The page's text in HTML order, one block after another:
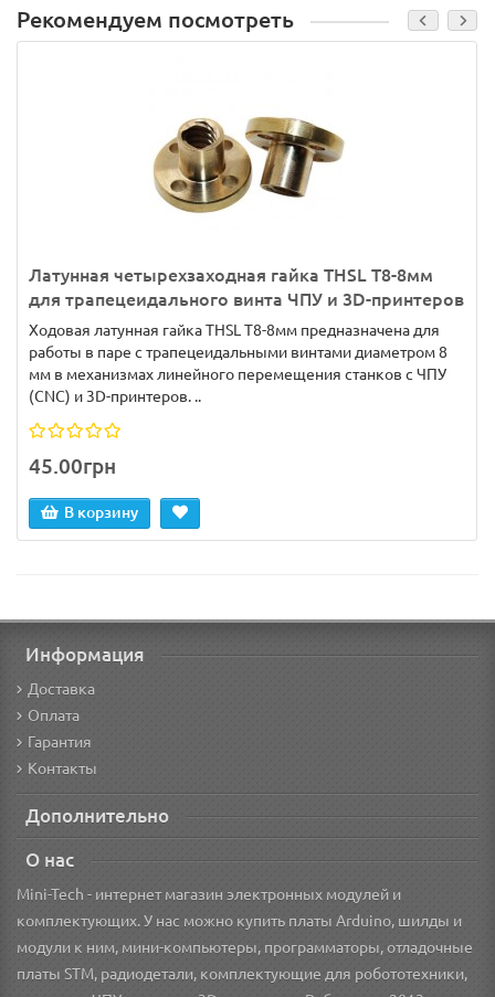
Рекомендуем посмотреть
Латунная четырехзаходная гайка THSL T8-8мм
для трапецеидального винта ЧПУ и 3D-принтеров
Ходовая латунная гайка THSL T8-8мм предназначена для
работы в паре с трапецеидальными винтами диаметром 8
мм в механизмах линейного перемещения станков с ЧПУ
(CNC) и 3D-принтеров. ..
45.00грн
В корзину
Информация
Доставка
Оплата
Гарантия
Контакты
Дополнительно
О нас
Mini-Tech - интернет магазин электронных модулей и
комплектующих. У нас можно купить платы Arduino, шилды и
модули к ним, мини-компьютеры, программаторы, отладочные
платы STM, радиодетали, комплектующие для робототехники,